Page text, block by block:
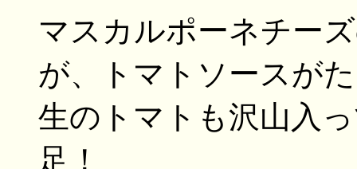
マスカルポーネチー
が、トマトソースが
生のトマトも沢山入
足！